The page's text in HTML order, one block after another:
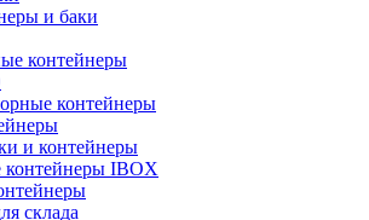
и баки
контейнеры
контейнеры
и контейнеры
контейнеры IBOX
склада